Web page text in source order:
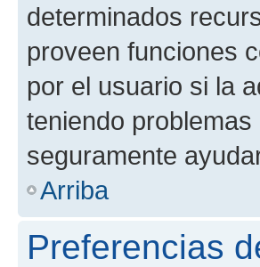
determinados
proveen funciones
por el usuario si la
teniendo
seguramente
Arriba
Preferencias